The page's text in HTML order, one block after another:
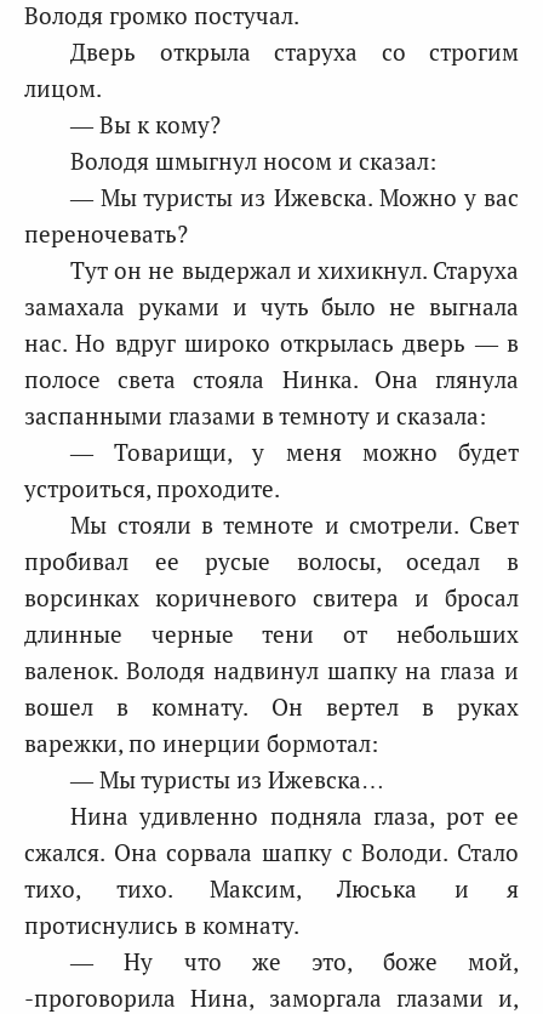
Володя громко постучал.
Дверь открыла старуха со строгим
лицом.
— Вы к кому?
Володя шмыгнул носом и сказал:
— Мы туристы из Ижевска. Можно у вас
переночевать?
Тут он не выдержал и хихикнул. Старуха
замахала руками и чуть было не выгнала
нас. Но вдруг широко открылась дверь — в
полосе света стояла Нинка. Она глянула
заспанными глазами в темноту и сказала:
— Товарищи, у меня можно будет
устроиться, проходите.
Мы стояли в темноте и смотрели. Свет
пробивал ее русые волосы, оседал в
ворсинках коричневого свитера и бросал
длинные черные тени от небольших
валенок. Володя надвинул шапку на глаза и
вошел в комнату. Он вертел в руках
варежки, по инерции бормотал:
— Мы туристы из Ижевска…
Нина удивленно подняла глаза, рот ее
сжался. Она сорвала шапку с Володи. Стало
тихо, тихо. Максим, Люська и я
протиснулись в комнату.
— Ну что же это, боже мой,
-проговорила Нина, заморгала глазами и,